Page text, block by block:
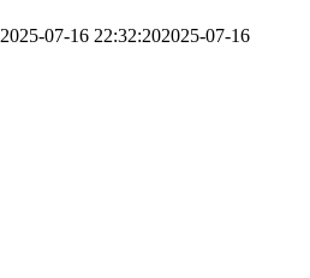
2025-07-16 22:32:202025-07-16